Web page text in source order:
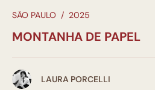
SÃO PAULO / 2025
MONTANHA DE PAPEL
LAURA PORCELLI